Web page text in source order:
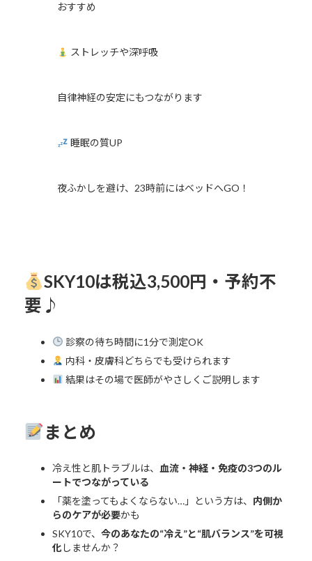
おすすめ
ストレッチや深呼吸
自律神経の安定にもつながります
睡眠の質UP
夜ふかしを避け、23時前にはベッドへGO！
SKY10は税込3,500円・予約不
要♪
診察の待ち時間に1分で測定OK
内科・皮膚科どちらでも受けられます
結果はその場で医師がやさしくご説明します
まとめ
冷え性と肌トラブルは、
血流・神経・免疫の3つのル
ートでつながっている
「薬を塗ってもよくならない…」という方は、 内側か
らのケアが必要かも
SKY10で、 今のあなたの“冷え”と“肌バランス”を可視
化しませんか？